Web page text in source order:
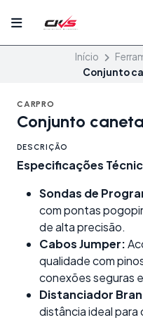
Início
Conjunto
CARPRO
Conjunto
DESCRIÇÃO
Especificações
Sondas de
com pontas
de alta precisão.
Cabos Jumper:
qualidade com
conexões seguras
Distanciador
distância ideal para